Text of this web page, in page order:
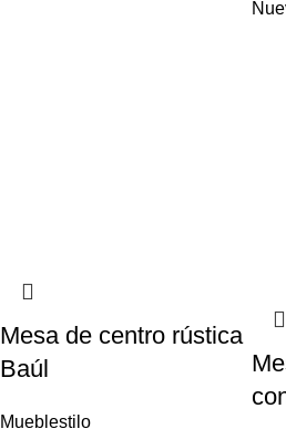
Mesa de centro rústica
Baúl
Mueblestilo